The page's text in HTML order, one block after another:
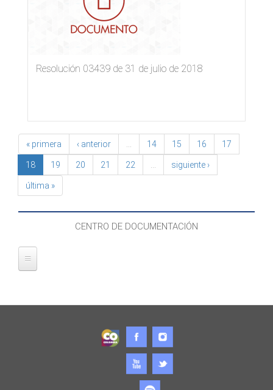
Resolución 03439 de 31 de julio de 2018
« primera ‹ anterior … 14 15 16 17
18 19 20 21 22 … siguiente ›
última »
CENTRO DE DOCUMENTACIÓN